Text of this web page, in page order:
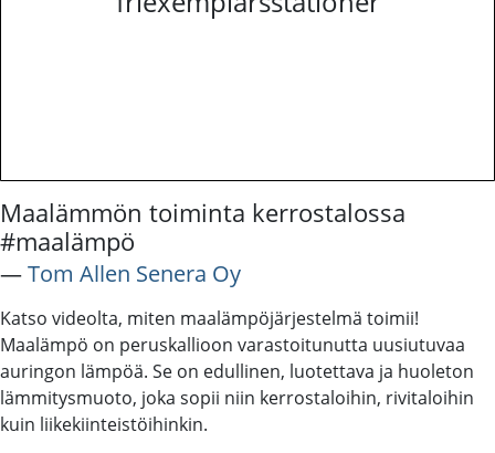
Maalämmön toiminta kerrostalossa
#maalämpö
―Tom Allen Senera Oy
Katso videolta, miten maalämpöjärjestelmä toimii!
Maalämpö on peruskallioon varastoitunutta uusiutuvaa
auringon lämpöä. Se on edullinen, luotettava ja huoleton
lämmitysmuoto, joka sopii niin kerrostaloihin, rivitaloihin
kuin liikekiinteistöihinkin.